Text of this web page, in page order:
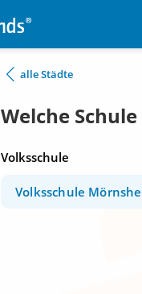
alle Städte
Welche
Volksschule
Volksschule